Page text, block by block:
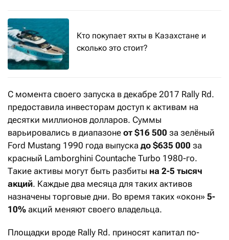
Кто покупает яхты в Казахстане и
сколько это стоит?
С момента своего запуска в декабре 2017 Rally Rd.
предоставила инвесторам доступ к активам на
десятки миллионов долларов. Суммы
варьировались в диапазоне от $16 500 за зелёный
Ford Mustang 1990 года выпуска до $635 000 за
красный Lamborghini Countache Turbo 1980-го.
Такие активы могут быть разбиты на 2-5 тысяч
акций. Каждые два месяца для таких активов
назначены торговые дни. Во время таких «окон» 5-
10% акций меняют своего владельца.
Площадки вроде Rally Rd. приносят капитал по-